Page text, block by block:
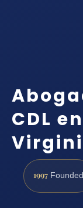
CDL
1997 Founded